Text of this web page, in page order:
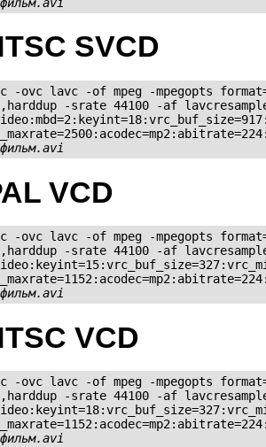
SVCD
-ovc lavc -of mpeg -mpegopts
-srate 44100 -af
фильм.avi
VCD
-ovc lavc -of mpeg -mpegopts
-srate 44100 -af
фильм.avi
VCD
-ovc lavc -of mpeg -mpegopts
-srate 44100 -af
фильм.avi